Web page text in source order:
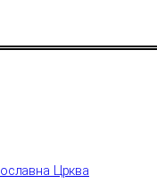
Црква